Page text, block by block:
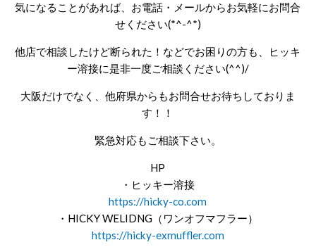
気になることがあれば、お電話・メールからお気軽にお問合
せください(*^-^*)
他店で相談したけど断られた！などでお困りの方も、ヒッキ
ー溶接に是非一度ご相談ください(^^)/
大阪だけでなく、他府県からもお問合せお待ちしておりま
す！！
緊急対応もご相談下さい。
HP
・ヒッキー溶接
https://hicky-co.com
・HICKY WELIDNG（ワンオフマフラー）
https://hicky-exmuffler.com